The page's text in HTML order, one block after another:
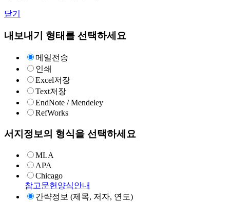
닫기
내보내기 형태를 선택하세요
메일전송
인쇄
Excel저장
Text저장
EndNote / Mendeley
RefWorks
서지정보의 형식을 선택하세요
MLA
APA
Chicago
참고문헌양식안내
간략정보 (제목, 저자, 연도)